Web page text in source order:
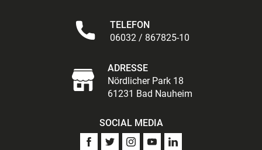
TELEFON
06032 / 867825-10
ADRESSE
Nördlicher Park 18
61231 Bad Nauheim
SOCIAL MEDIA